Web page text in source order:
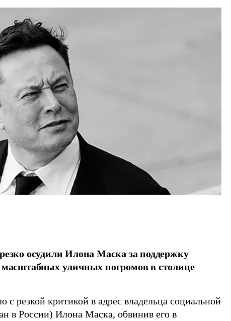
осудили Илона Маска за поддержку
уличных погромов в столице
с резкой критикой в адрес владельца социальной
в России) Илона Маска, обвинив его в